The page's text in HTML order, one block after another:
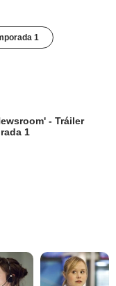
1
- Tráiler
1